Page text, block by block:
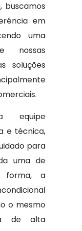
buscamos
em
uma
nossas
soluções
equipe
e técnica,
para
uma de
forma, a
o mesmo
de alta